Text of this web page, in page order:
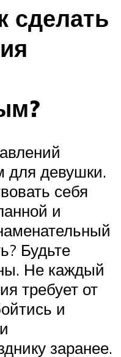
сделать
для девушки.
себя
и
Будьте
Не каждый
требует от
и
заранее.